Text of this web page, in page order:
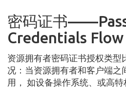
密码证书
Credentials Flow
资源拥有者密码证书授权类型
况：当资源拥有者和客户端之
用， 如设备操作系统、或高